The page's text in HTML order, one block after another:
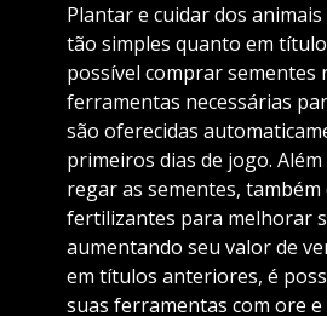
Plantar e cuidar dos
tão simples quanto em
possível comprar sementes
ferramentas necessárias
são oferecidas
primeiros dias de jogo.
regar as sementes,
fertilizantes para melhorar
aumentando seu valor de
em títulos anteriores, é
suas ferramentas com ore